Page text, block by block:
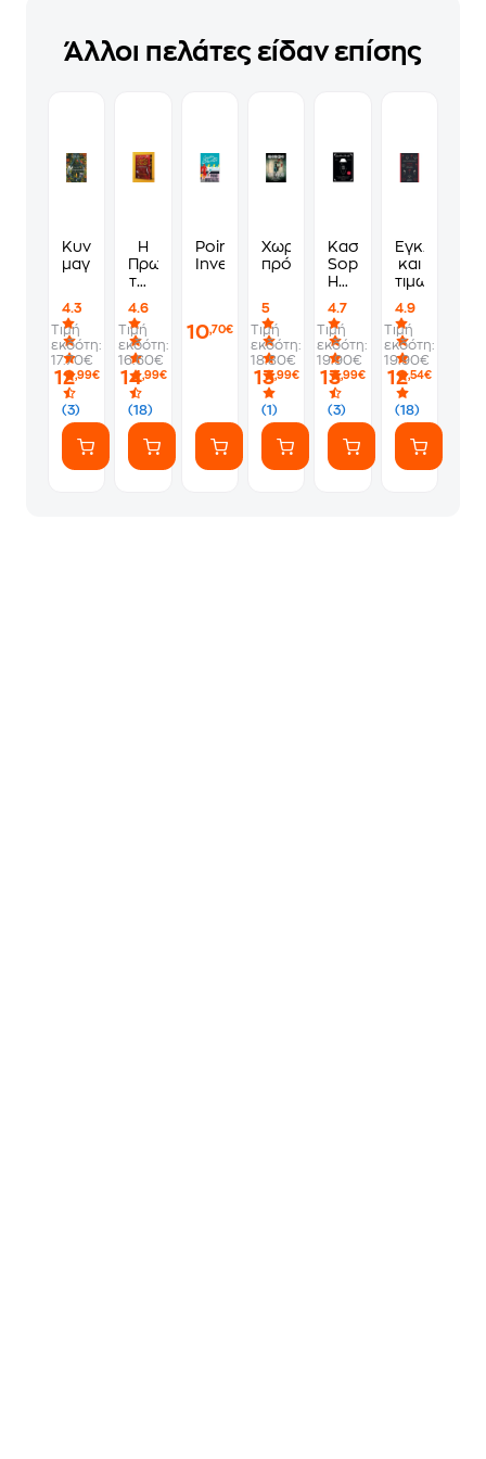
Άλλοι πελάτες είδαν επίσης
Κυνήγι
μαγισσών
4.3
(3)
Τιμή
εκδότη:
17.70€
12,99€
Η
Πρωτοχρονιά
του
Πουαρό
4.6
(18)
Τιμή
εκδότη:
16.60€
14,99€
Poirot
Investigates
10,70€
Χωρίς
πρόσωπο
5
(1)
Τιμή
εκδότη:
18.80€
13,99€
Κασετίνα
Sophie
Hannah-
με
υπογραφή
και
Κλειστό
φέρετρο
4.7
(3)
Τιμή
εκδότη:
19.90€
13,99€
Έγκλημα
και
τιμωρία
4.9
(18)
Τιμή
εκδότη:
19.90€
12,54€